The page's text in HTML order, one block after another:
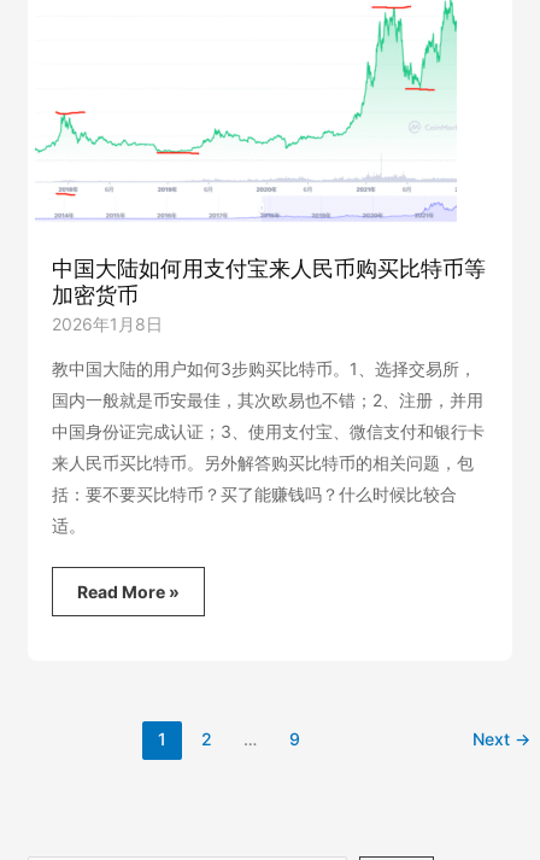
时
能
底？
中国大陆如何用支付宝来人民币购买比特币等
加密货币
2026年1月8日
教中国大陆的用户如何3步购买比特币。1、选择交易所，
国内一般就是币安最佳，其次欧易也不错；2、注册，并用
中国身份证完成认证；3、使用支付宝、微信支付和银行卡
来人民币买比特币。另外解答购买比特币的相关问题，包
括：要不要买比特币？买了能赚钱吗？什么时候比较合
适。
中
国
Read More »
1 2 … 9 Next →